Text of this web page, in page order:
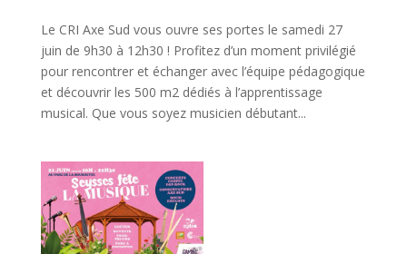
Le CRI Axe Sud vous ouvre ses portes le samedi 27
juin de 9h30 à 12h30 ! Profitez d’un moment privilégié
pour rencontrer et échanger avec l’équipe pédagogique
et découvrir les 500 m2 dédiés à l’apprentissage
musical. Que vous soyez musicien débutant...